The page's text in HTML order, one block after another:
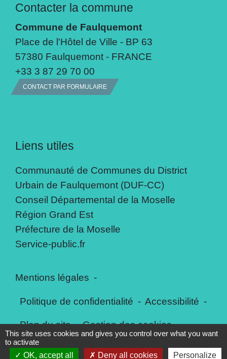
Contacter la commune
Commune de Faulquemont
Place de l'Hôtel de Ville - BP 63
57380 Faulquemont - FRANCE
+33 3 87 29 70 00
CONTACT PAR FORMULAIRE
Liens utiles
Communauté de Communes du District
Urbain de Faulquemont (DUF-CC)
Conseil Départemental de la Moselle
Région Grand Est
Préfecture de la Moselle
Service-public.fr
Mentions légales -
Politique de confidentialité - Accessibilité -
Plan du site - Gestion des cookies
This site uses cookies and gives you control over what you want
to activate
OK, accept all
Deny all cookies Personalize